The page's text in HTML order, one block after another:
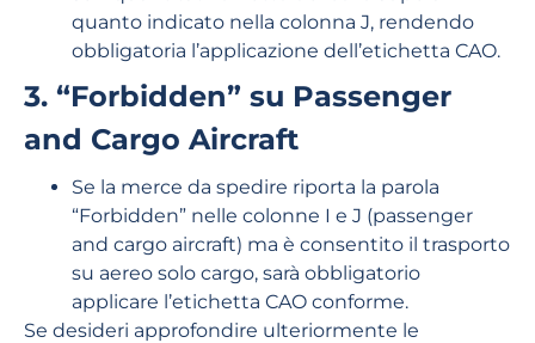
quanto indicato nella colonna J, rendendo
obbligatoria l’applicazione dell’etichetta CAO.
3. “Forbidden” su Passenger
and Cargo Aircraft
Se la merce da spedire riporta la parola
“Forbidden” nelle colonne I e J (passenger
and cargo aircraft) ma è consentito il trasporto
su aereo solo cargo, sarà obbligatorio
applicare l’etichetta CAO conforme.
Se desideri approfondire ulteriormente le